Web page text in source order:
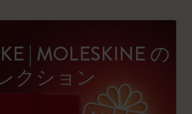
| MOLESKINE の
クション